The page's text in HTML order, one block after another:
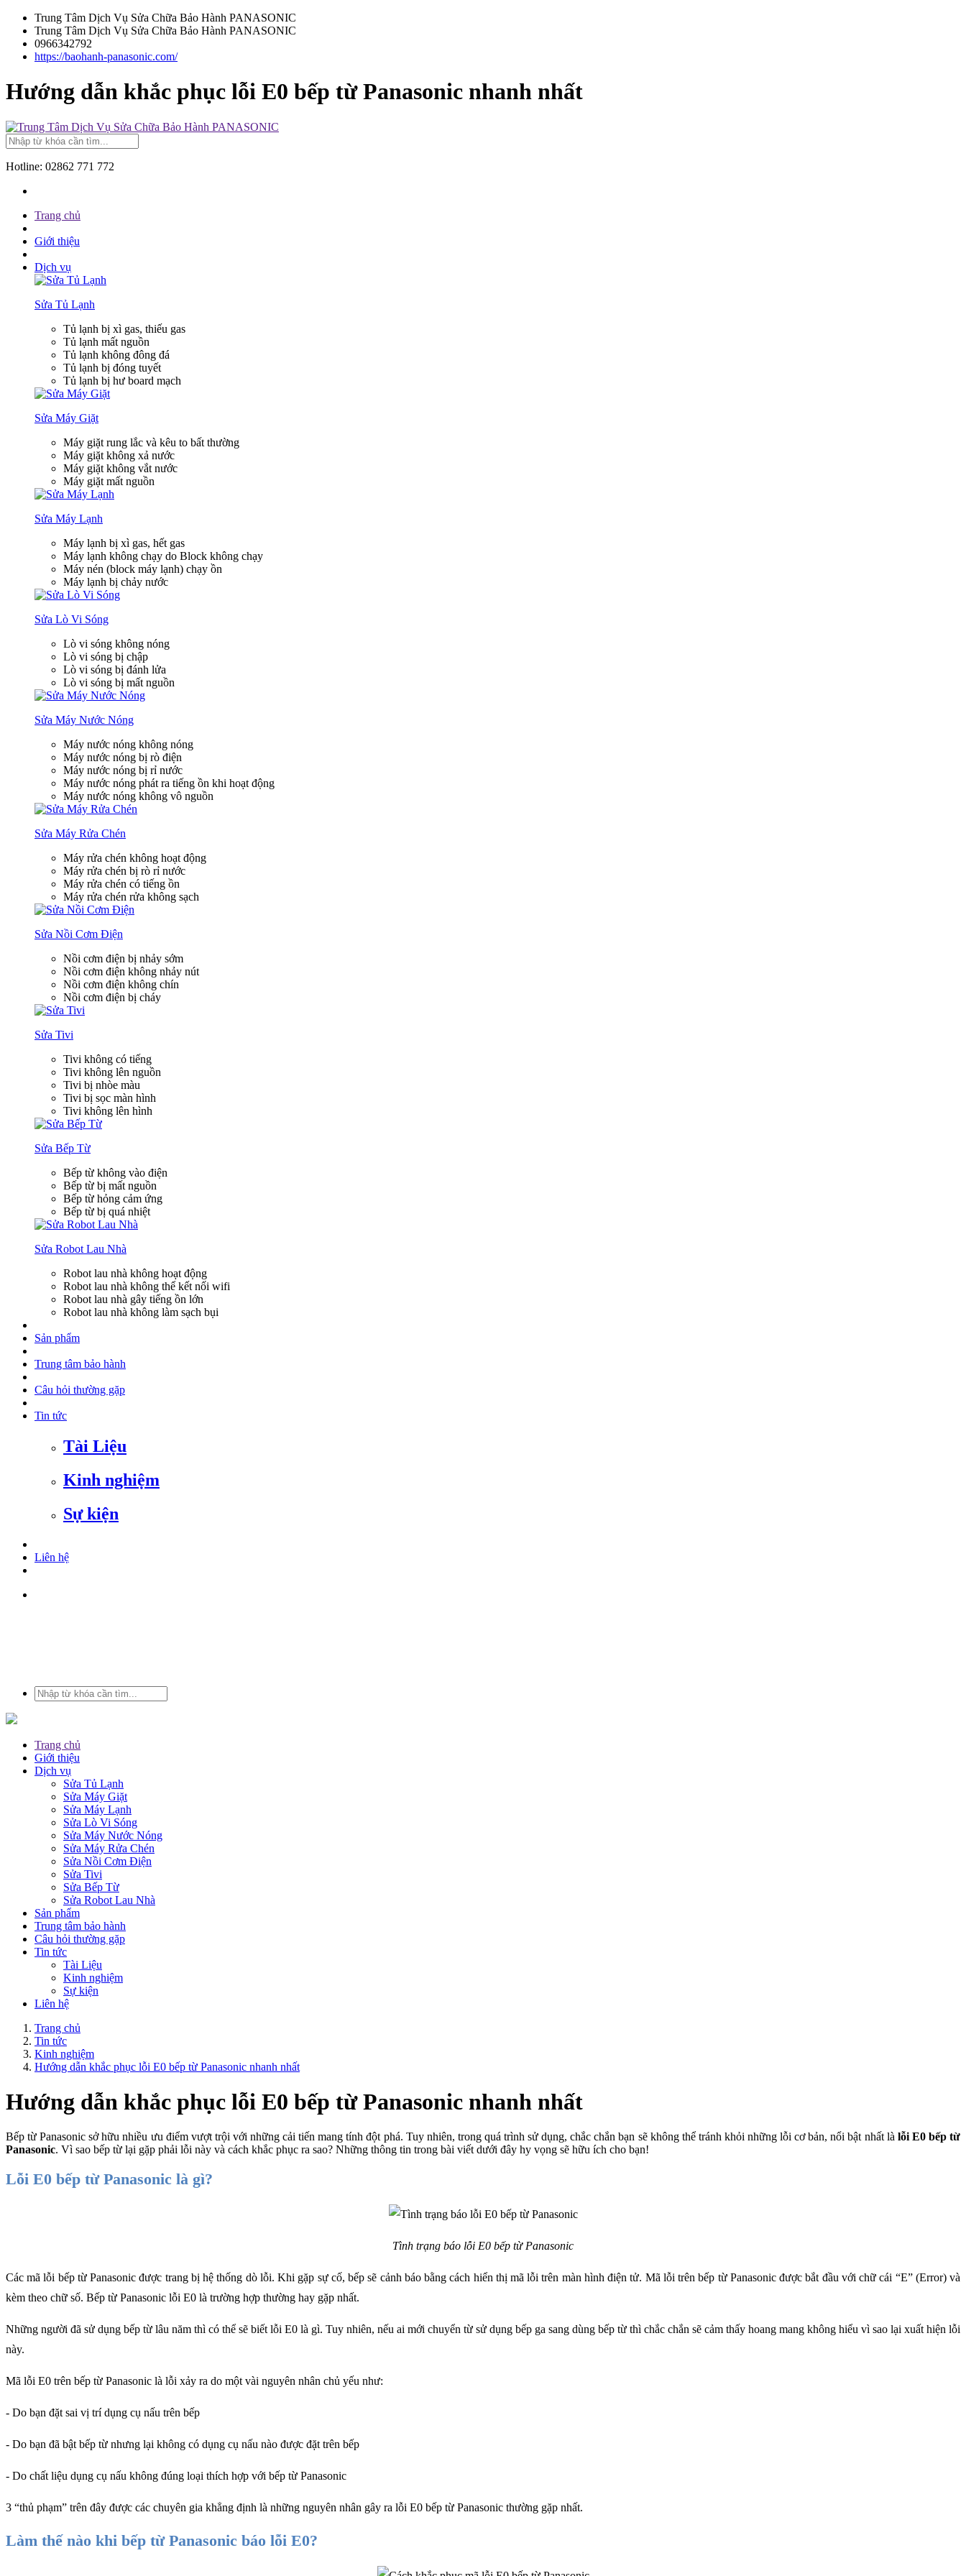
Trung Tâm Dịch Vụ Sửa Chữa Bảo Hành PANASONIC
Trung Tâm Dịch Vụ Sửa Chữa Bảo Hành PANASONIC
0966342792
https://baohanh-panasonic.com/
Hướng dẫn khắc phục lỗi E0 bếp từ Panasonic nhanh nhất
Hotline: 02862 771 772
Trang chủ
Giới thiệu
Dịch vụ
Sửa Tủ Lạnh
Tủ lạnh bị xì gas, thiếu gas
Tủ lạnh mất nguồn
Tủ lạnh không đông đá
Tủ lạnh bị đóng tuyết
Tủ lạnh bị hư board mạch
Sửa Máy Giặt
Máy giặt rung lắc và kêu to bất thường
Máy giặt không xả nước
Máy giặt không vắt nước
Máy giặt mất nguồn
Sửa Máy Lạnh
Máy lạnh bị xì gas, hết gas
Máy lạnh không chạy do Block không chạy
Máy nén (block máy lạnh) chạy ồn
Máy lạnh bị chảy nước
Sửa Lò Vi Sóng
Lò vi sóng không nóng
Lò vi sóng bị chập
Lò vi sóng bị đánh lửa
Lò vi sóng bị mất nguồn
Sửa Máy Nước Nóng
Máy nước nóng không nóng
Máy nước nóng bị rò điện
Máy nước nóng bị rỉ nước
Máy nước nóng phát ra tiếng ồn khi hoạt động
Máy nước nóng không vô nguồn
Sửa Máy Rửa Chén
Máy rửa chén không hoạt động
Máy rửa chén bị rò rỉ nước
Máy rửa chén có tiếng ồn
Máy rửa chén rửa không sạch
Sửa Nồi Cơm Điện
Nồi cơm điện bị nhảy sớm
Nồi cơm điện không nhảy nút
Nồi cơm điện không chín
Nồi cơm điện bị cháy
Sửa Tivi
Tivi không có tiếng
Tivi không lên nguồn
Tivi bị nhòe màu
Tivi bị sọc màn hình
Tivi không lên hình
Sửa Bếp Từ
Bếp từ không vào điện
Bếp từ bị mất nguồn
Bếp từ hỏng cảm ứng
Bếp từ bị quá nhiệt
Sửa Robot Lau Nhà
Robot lau nhà không hoạt động
Robot lau nhà không thể kết nối wifi
Robot lau nhà gây tiếng ồn lớn
Robot lau nhà không làm sạch bụi
Sản phẩm
Trung tâm bảo hành
Câu hỏi thường gặp
Tin tức
Tài Liệu
Kinh nghiệm
Sự kiện
Liên hệ
Trang chủ
Giới thiệu
Dịch vụ
Sửa Tủ Lạnh
Sửa Máy Giặt
Sửa Máy Lạnh
Sửa Lò Vi Sóng
Sửa Máy Nước Nóng
Sửa Máy Rửa Chén
Sửa Nồi Cơm Điện
Sửa Tivi
Sửa Bếp Từ
Sửa Robot Lau Nhà
Sản phẩm
Trung tâm bảo hành
Câu hỏi thường gặp
Tin tức
Tài Liệu
Kinh nghiệm
Sự kiện
Liên hệ
Trang chủ
Tin tức
Kinh nghiệm
Hướng dẫn khắc phục lỗi E0 bếp từ Panasonic nhanh nhất
Hướng dẫn khắc phục lỗi E0 bếp từ Panasonic nhanh nhất
Bếp từ Panasonic sở hữu nhiều ưu điểm vượt trội với những cải tiến mang tính đột phá. Tuy nhiên, trong quá trình sử dụng, chắc chắn bạn sẽ không thể tránh khỏi những lỗi cơ bản, nổi bật nhất là lỗi E0 bếp từ
Panasonic. Vì sao bếp từ lại gặp phải lỗi này và cách khắc phục ra sao? Những thông tin trong bài viết dưới đây hy vọng sẽ hữu ích cho bạn!
Lỗi E0 bếp từ Panasonic là gì?
Tình trạng báo lỗi E0 bếp từ Panasonic
Các mã lỗi bếp từ Panasonic được trang bị hệ thống dò lỗi. Khi gặp sự cố, bếp sẽ cảnh báo bằng cách hiển thị mã lỗi trên màn hình điện tử. Mã lỗi trên bếp từ Panasonic được bắt đầu với chữ cái “E” (Error) và
kèm theo chữ số. Bếp từ Panasonic lỗi E0 là trường hợp thường hay gặp nhất.
Những người đã sử dụng bếp từ lâu năm thì có thể sẽ biết lỗi E0 là gì. Tuy nhiên, nếu ai mới chuyển từ sử dụng bếp ga sang dùng bếp từ thì chắc chắn sẽ cảm thấy hoang mang không hiểu vì sao lại xuất hiện lỗi
này.
Mã lỗi E0 trên bếp từ Panasonic là lỗi xảy ra do một vài nguyên nhân chủ yếu như:
- Do bạn đặt sai vị trí dụng cụ nấu trên bếp
- Do bạn đã bật bếp từ nhưng lại không có dụng cụ nấu nào được đặt trên bếp
- Do chất liệu dụng cụ nấu không đúng loại thích hợp với bếp từ Panasonic
3 “thủ phạm” trên đây được các chuyên gia khẳng định là những nguyên nhân gây ra lỗi E0 bếp từ Panasonic thường gặp nhất.
Làm thế nào khi bếp từ Panasonic báo lỗi E0?